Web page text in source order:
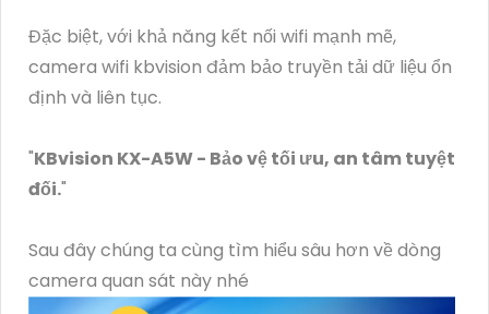
Đặc biệt, với khả năng kết nối wifi mạnh mẽ,
camera wifi kbvision đảm bảo truyền tải dữ liệu ổn
định và liên tục.
"KBvision KX-A5W - Bảo vệ tối ưu, an tâm tuyệt
đối."
Sau đây chúng ta cùng tìm hiểu sâu hơn về dòng
camera quan sát này nhé